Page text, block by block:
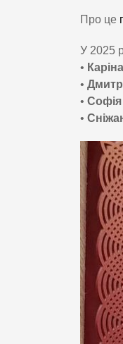
Про це
У 2025
•
•
•
•